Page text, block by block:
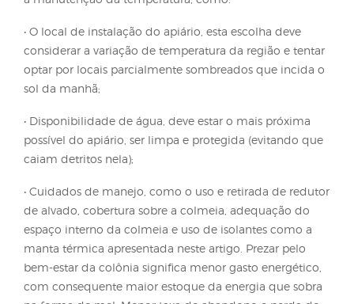
Os efeitos das ondas de calor advindas de variação
climática também foram observados na região
do Paraná, impactando diretamente sobre as
de abelhas, onde no início do verão, quando havia
de orvalho sobre folhas de gramíneas, era possível
observar abelhas buscando água diretamente do
orvalho logo ao nascer do sol, comportamento
leva a colônia a um gasto energético excessivo e as
tornam mais susceptíveis a acessar áreas mais
com maior risco de exposição a defensivos
maior desgaste das abelhas campeiras, reduzindo
longevidade e maior chance de abandono da
Apicultores do Mato Grosso do Sul também